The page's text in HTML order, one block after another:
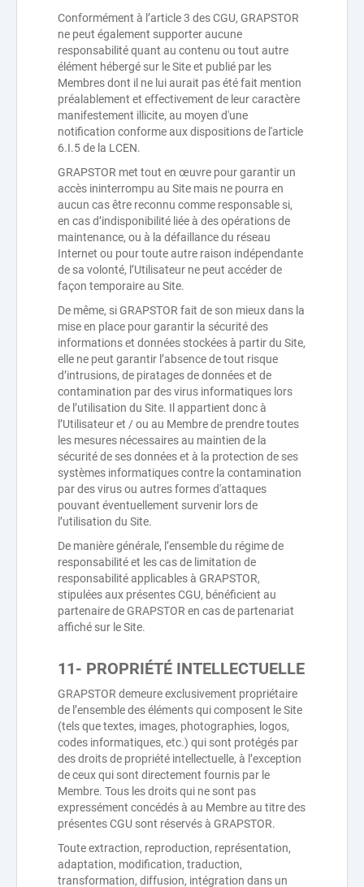
Conformément à l’article 3 des CGU, GRAPSTOR
ne peut également supporter aucune
responsabilité quant au contenu ou tout autre
élément hébergé sur le Site et publié par les
Membres dont il ne lui aurait pas été fait mention
préalablement et effectivement de leur caractère
manifestement illicite, au moyen d'une
notification conforme aux dispositions de l'article
6.I.5 de la LCEN.
GRAPSTOR met tout en œuvre pour garantir un
accès ininterrompu au Site mais ne pourra en
aucun cas être reconnu comme responsable si,
en cas d’indisponibilité liée à des opérations de
maintenance, ou à la défaillance du réseau
Internet ou pour toute autre raison indépendante
de sa volonté, l’Utilisateur ne peut accéder de
façon temporaire au Site.
De même, si GRAPSTOR fait de son mieux dans la
mise en place pour garantir la sécurité des
informations et données stockées à partir du Site,
elle ne peut garantir l’absence de tout risque
d’intrusions, de piratages de données et de
contamination par des virus informatiques lors
de l’utilisation du Site. Il appartient donc à
l’Utilisateur et / ou au Membre de prendre toutes
les mesures nécessaires au maintien de la
sécurité de ses données et à la protection de ses
systèmes informatiques contre la contamination
par des virus ou autres formes d'attaques
pouvant éventuellement survenir lors de
l’utilisation du Site.
De manière générale, l’ensemble du régime de
responsabilité et les cas de limitation de
responsabilité applicables à GRAPSTOR,
stipulées aux présentes CGU, bénéficient au
partenaire de GRAPSTOR en cas de partenariat
affiché sur le Site.
11- PROPRIÉTÉ INTELLECTUELLE
GRAPSTOR demeure exclusivement propriétaire
de l’ensemble des éléments qui composent le Site
(tels que textes, images, photographies, logos,
codes informatiques, etc.) qui sont protégés par
des droits de propriété intellectuelle, à l’exception
de ceux qui sont directement fournis par le
Membre. Tous les droits qui ne sont pas
expressément concédés à au Membre au titre des
présentes CGU sont réservés à GRAPSTOR.
Toute extraction, reproduction, représentation,
adaptation, modification, traduction,
transformation, diffusion, intégration dans un